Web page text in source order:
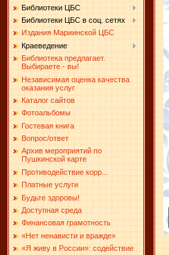
Библиотеки ЦБС
Библиотеки ЦБС в соц. сетях
Издания Мариинской ЦБС
Краеведение
Библиотека предлагает.
Выбираете - вы!
Независимая оценка качества
оказания услуг
Каталог сайтов
Фотоальбомы
Гостевая книга
Вопрос/ответ
Архив мероприятий по
Пушкинской карте
Противодействие корр...
Платные услуги
Будьте здоровы!
Доступная среда
Финансовая грамотность
«Нет ненависти и вражде»
«Я живу в России»: содействие